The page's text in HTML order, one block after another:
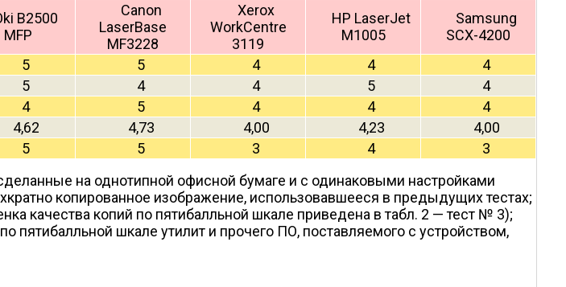
B2500
MFP
Canon
LaserBase
MF3228
Xerox
WorkCentre
3119
HP LaserJet
M1005
Samsung
SCX-4200
5 5 4 4
4
5 4 4 5
4
4 5 4 4
4
4,62 4,73 4,00 4,23
4,00
5 5 3 4
3
на однотипной офисной бумаге и с одинаковыми настройками
копированное изображение, использовавшееся в предыдущих тестах;
качества копий по пятибалльной шкале приведена в табл. 2 — тест № 3);
пятибалльной шкале утилит и прочего ПО, поставляемого с устройством,